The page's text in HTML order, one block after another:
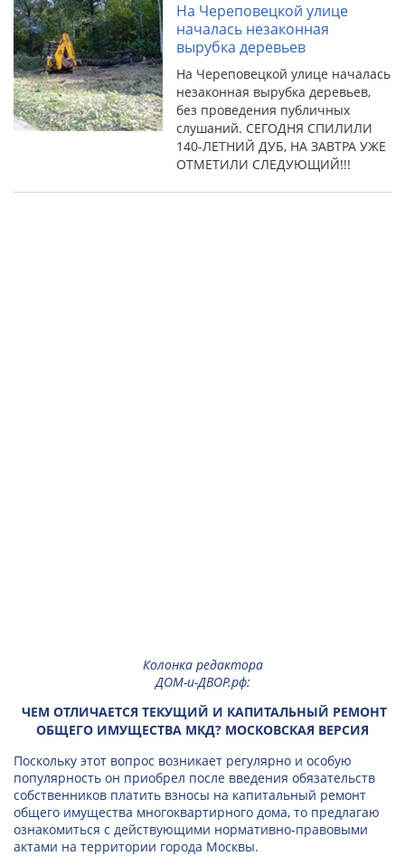
На Череповецкой улице
началась незаконная
вырубка деревьев
На Череповецкой улице началась
незаконная вырубка деревьев,
без проведения публичных
слушаний. СЕГОДНЯ СПИЛИЛИ
140-ЛЕТНИЙ ДУБ, НА ЗАВТРА УЖЕ
ОТМЕТИЛИ СЛЕДУЮЩИЙ!!!
Колонка редактора
ДОМ-и-ДВОР.рф:
ЧЕМ ОТЛИЧАЕТСЯ ТЕКУЩИЙ И КАПИТАЛЬНЫЙ РЕМОНТ
ОБЩЕГО ИМУЩЕСТВА МКД? МОСКОВСКАЯ ВЕРСИЯ
Поскольку этот вопрос возникает регулярно и особую
популярность он приобрел после введения обязательств
собственников платить взносы на капитальный ремонт
общего имущества многоквартирного дома, то предлагаю
ознакомиться с действующими нормативно-правовыми
актами на территории города Москвы.